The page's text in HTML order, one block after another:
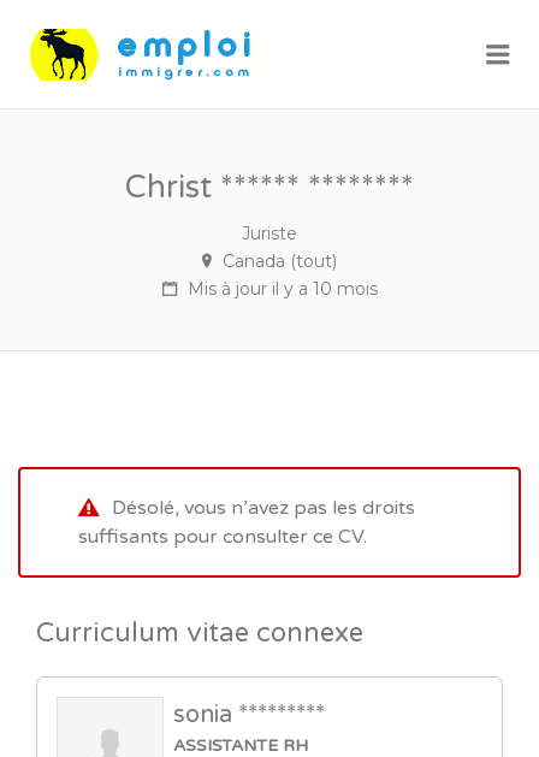
Christ ****** ********
Juriste
Canada (tout)
Mis à jour il y a 10 mois
Désolé, vous n’avez pas les droits
suffisants pour consulter ce CV.
Curriculum vitae connexe
sonia *********
ASSISTANTE RH